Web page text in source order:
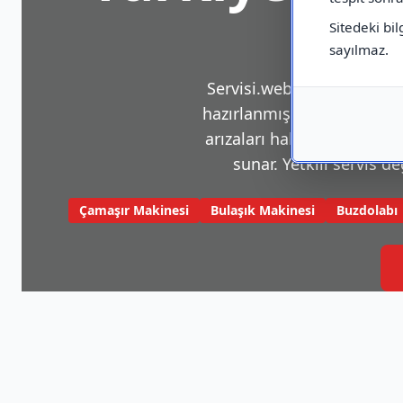
Sitedeki
sayılmaz.
Servisi.web.tr, beyaz
hazırlanmış bir
arızaları hakkında sık
sunar. Yetkili servis
Çamaşır Makinesi Bulaşık Makinesi Buzdolabı